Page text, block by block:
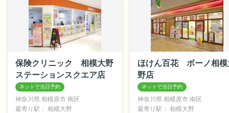
保険クリニック 相模大野
ステーションスクエア店
神奈川県 相模原市 南区
最寄り駅： 相模大野
ほけん百花 ボーノ相模
野店
神奈川県 相模原市 南区
最寄り駅： 相模大野